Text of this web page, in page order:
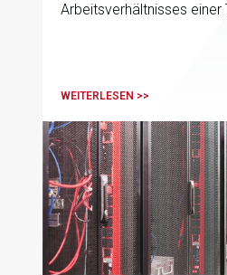
Arbeitsverhältnisses einer
WEITERLESEN >>